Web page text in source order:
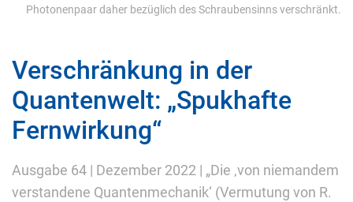
Photonenpaar daher bezüglich des Schraubensinns verschränkt.
Verschränkung in der
Quantenwelt: „Spukhafte
Fernwirkung“
Ausgabe 64 | Dezember 2022 | „Die ‚von niemandem
verstandene Quantenmechanik‘ (Vermutung von R.